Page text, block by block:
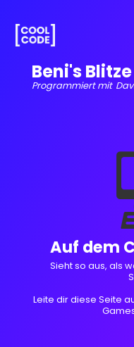
Beni's Blitze
Programmiert mit
Auf dem
Sieht so aus, als
Leite dir diese Seite